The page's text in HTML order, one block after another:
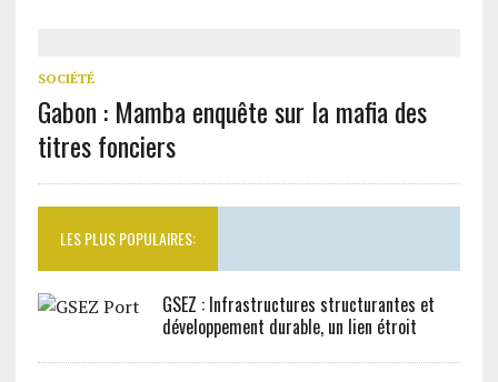
SOCIÉTÉ
Gabon : Mamba enquête sur la mafia des
titres fonciers
LES PLUS POPULAIRES:
GSEZ : Infrastructures structurantes et
développement durable, un lien étroit